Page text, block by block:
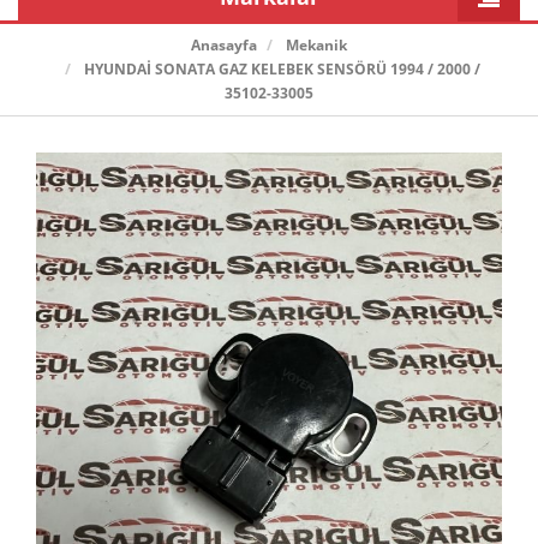
Anasayfa
Mekanik
HYUNDAİ SONATA GAZ KELEBEK SENSÖRÜ 1994 / 2000 /
35102-33005